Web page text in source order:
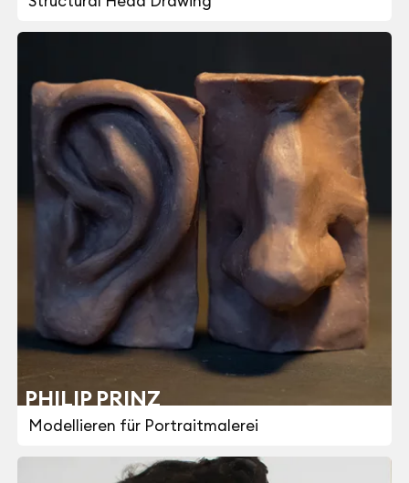
PHILIP PRINZ
Modellieren für Portraitmalerei